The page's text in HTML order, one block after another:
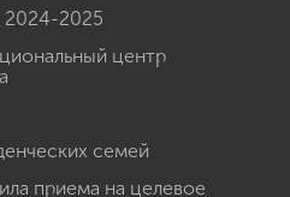
организации
2025
центр